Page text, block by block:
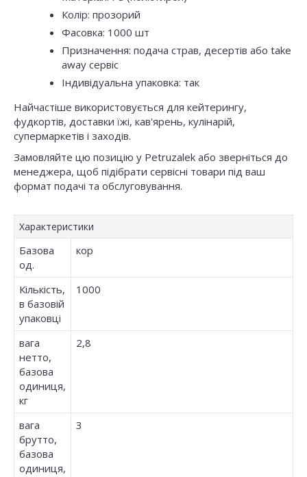
Колір: прозорий
Фасовка: 1000 шт
Призначення: подача страв, десертів або take
away сервіс
Індивідуальна упаковка: так
Найчастіше використовується для кейтерингу,
фудкортів, доставки їжі, кав'ярень, кулінарій,
супермаркетів і заходів.
Замовляйте цю позицію у Petruzalek або зверніться до
менеджера, щоб підібрати сервісні товари під ваш
формат подачі та обслуговування.
Характеристики
Базова
од.
кор
Кількість,
в базовій
упаковці
1000
вага
нетто,
базова
одиниця,
кг
2,8
вага
брутто,
базова
одиниця,
3